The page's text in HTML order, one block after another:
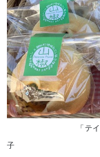
「テ
子 山